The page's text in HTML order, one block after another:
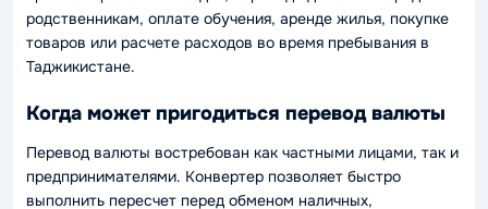
родственникам, оплате обучения, аренде жилья, покупке
товаров или расчете расходов во время пребывания в
Таджикистане.
Когда может пригодиться перевод валюты
Перевод валюты востребован как частными лицами, так и
предпринимателями. Конвертер позволяет быстро
выполнить пересчет перед обменом наличных,